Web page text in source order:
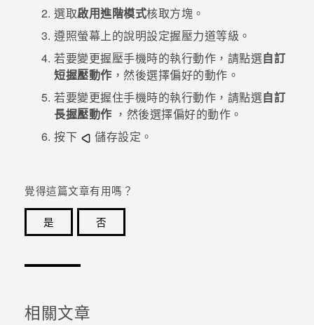
選取啟用進階模式核取方塊。
遵照螢幕上的說明設定握壓力道等級。
若要變更握壓手機時的執行動作，請點選自訂
短握壓動作 ，然後選擇偏好的動作。
若要變更握住手機時的執行動作，請點選自訂
長握壓動作 ，然後選擇偏好的動作。
按下
儲存設定。
覺得這篇文章有用嗎？
是
否
相關文章